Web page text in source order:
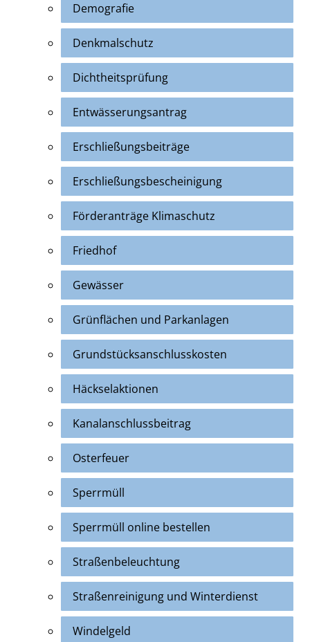
Demografie
Denkmalschutz
Dichtheitsprüfung
Entwässerungsantrag
Erschließungsbeiträge
Erschließungsbescheinigung
Förderanträge Klimaschutz
Friedhof
Gewässer
Grünflächen und Parkanlagen
Grundstücksanschlusskosten
Häckselaktionen
Kanalanschlussbeitrag
Osterfeuer
Sperrmüll
Sperrmüll online bestellen
Straßenbeleuchtung
Straßenreinigung und Winterdienst
Windelgeld